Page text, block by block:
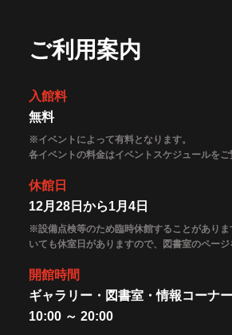
ご利用案内
入館料
無料
※イベントによって有料となります。
各イベントの料金はイベントスケジュールをご
休館日
12月28日から1月4日
※設備点検等のため臨時休館することがあり
いても休室日がありますので、図書室のページ
開館時間
ギャラリー・図書室・情報コーナー
10:00 ～ 20:00